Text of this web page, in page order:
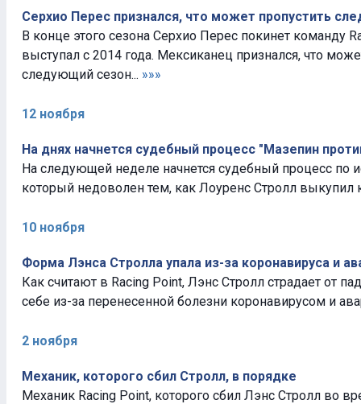
Серхио Перес признался, что может пропустить
В конце этого сезона Серхио Перес покинет команду
выступал с 2014 года. Мексиканец признался, что
следующий сезон... »»»
12 ноября
На днях начнется судебный процесс "Мазепин
На следующей неделе начнется судебный процесс по
который недоволен тем, как Лоуренс Стролл выкупил
10 ноября
Форма Лэнса Стролла упала из-за коронавируса и
Как считают в Racing Point, Лэнс Стролл страдает от
себе из-за перенесенной болезни коронавирусом и
2 ноября
Механик, которого сбил Стролл, в порядке
Механик Racing Point, которого сбил Лэнс Стролл во